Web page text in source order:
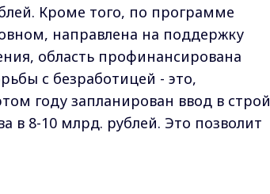
Кроме того, по программе
направлена на поддержку
область профинансирована
с безработицей - это,
году запланирован ввод в строй
в 8-10 млрд. рублей. Это позволит